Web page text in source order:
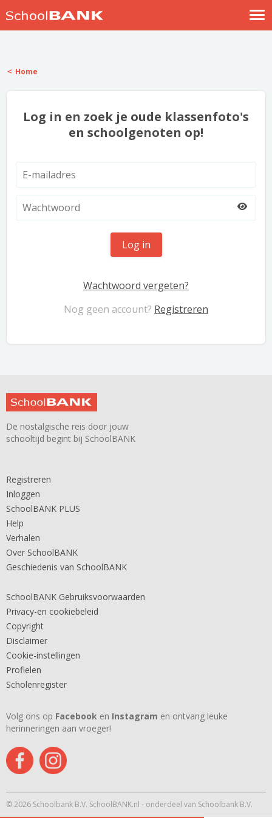
Help
Home
Log in en zoek je oude klassenfoto's
en schoolgenoten op!
Log in
Wachtwoord vergeten?
Nog geen account? Registreren
De nostalgische reis door jouw
schooltijd begint bij SchoolBANK
Registreren
Inloggen
SchoolBANK PLUS
Help
Verhalen
Over SchoolBANK
Geschiedenis van SchoolBANK
SchoolBANK Gebruiksvoorwaarden
Privacy-en cookiebeleid
Copyright
Disclaimer
Cookie-instellingen
Profielen
Scholenregister
Volg ons op Facebook en Instagram en ontvang leuke
herinneringen aan vroeger!
© 2026 Schoolbank B.V. SchoolBANK.nl - onderdeel van Schoolbank B.V.